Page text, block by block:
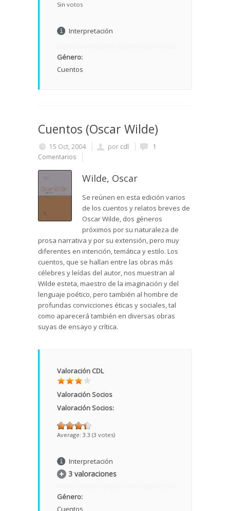
Sin votos
Interpretación
Género:
Cuentos
Cuentos (Oscar Wilde)
15 Oct, 2004 por cdl
1
Comentarios
Wilde, Oscar
Se reúnen en esta edición varios
de los cuentos y relatos breves de
Oscar Wilde, dos géneros
próximos por su naturaleza de
prosa narrativa y por su extensión, pero muy
diferentes en intención, temática y estilo. Los
cuentos, que se hallan entre las obras más
célebres y leídas del autor, nos muestran al
Wilde esteta, maestro de la imaginación y del
lenguaje poético, pero también al hombre de
profundas convicciones éticas y sociales, tal
como aparecerá también en diversas obras
suyas de ensayo y crítica.
Valoración CDL
Valoración Socios
Valoración Socios:
Average: 3.3 (3 votes)
Interpretación
3 valoraciones
Género: